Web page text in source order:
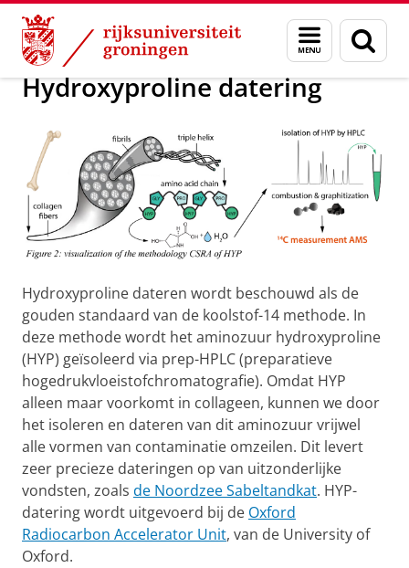
Skip
Content
Skip
Navigation
Menu
en
zoeken
Onderzoek FLOOD
Hydroxyproline datering
Hydroxyproline dateren wordt beschouwd als de
gouden standaard van de koolstof-14 methode. In
deze methode wordt het aminozuur hydroxyproline
(HYP) geïsoleerd via prep-HPLC (preparatieve
hogedrukvloeistofchromatografie). Omdat HYP
alleen maar voorkomt in collageen, kunnen we door
het isoleren en dateren van dit aminozuur vrijwel
alle vormen van contaminatie omzeilen. Dit levert
zeer precieze dateringen op van uitzonderlijke
vondsten, zoals de Noordzee Sabeltandkat. HYP-
datering wordt uitgevoerd bij de Oxford
Radiocarbon Accelerator Unit, van de University of
Oxford.